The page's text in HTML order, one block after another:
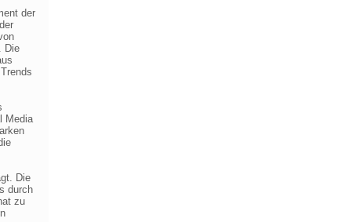
der
Die
Media
Die
durch
zu